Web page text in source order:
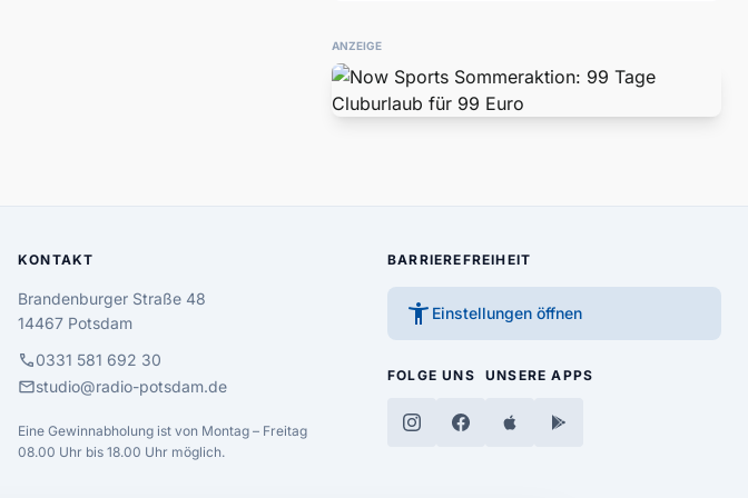
ANZEIGE
KONTAKT
Brandenburger Straße 48
14467 Potsdam
call0331 581 692 30
mailstudio@radio-potsdam.de
Eine Gewinnabholung ist von Montag – Freitag
08.00 Uhr bis 18.00 Uhr möglich.
BARRIEREFREIHEIT
accessibility_new Einstellungen öffnen
FOLGE UNS UNSERE APPS